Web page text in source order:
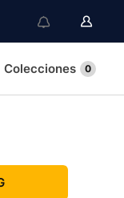
Colecciones 0